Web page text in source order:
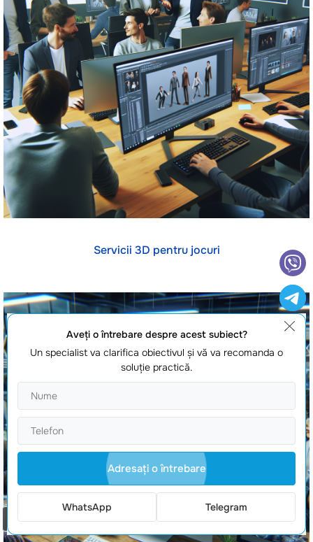
Servicii 3D pentru jocuri
Aveţi o întrebare despre acest subiect?
Un specialist va clarifica obiectivul şi vă va recomanda o
soluţie practică.
Adresaţi o întrebare
WhatsApp Telegram
Comanda un apel